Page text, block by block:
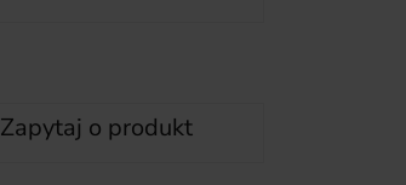
Zapytaj o produkt